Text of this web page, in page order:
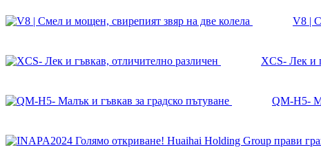
V8 |
XCS- Лек и
QM-H5-